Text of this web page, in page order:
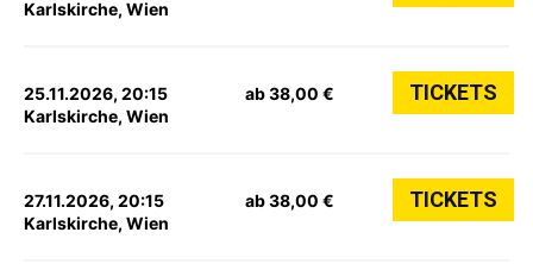
Karlskirche, Wien
25.11.2026, 20:15
Karlskirche, Wien
ab 38,00 € TICKETS
27.11.2026, 20:15
Karlskirche, Wien
ab 38,00 € TICKETS